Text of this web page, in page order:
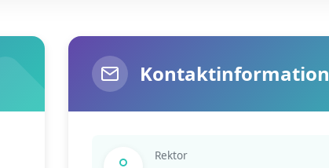
Kontaktinformation
Rektor